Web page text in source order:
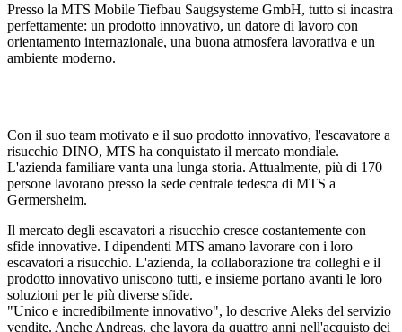
Presso la MTS Mobile Tiefbau Saugsysteme GmbH, tutto si incastra
perfettamente: un prodotto innovativo, un datore di lavoro con
orientamento internazionale, una buona atmosfera lavorativa e un
ambiente moderno.
Con il suo team motivato e il suo prodotto innovativo, l'escavatore a
risucchio DINO, MTS ha conquistato il mercato mondiale.
L'azienda familiare vanta una lunga storia. Attualmente, più di 170
persone lavorano presso la sede centrale tedesca di MTS a
Germersheim.
Il mercato degli escavatori a risucchio cresce costantemente con
sfide innovative. I dipendenti MTS amano lavorare con i loro
escavatori a risucchio. L'azienda, la collaborazione tra colleghi e il
prodotto innovativo uniscono tutti, e insieme portano avanti le loro
soluzioni per le più diverse sfide.
"Unico e incredibilmente innovativo", lo descrive Aleks del servizio
vendite. Anche Andreas, che lavora da quattro anni nell'acquisto dei